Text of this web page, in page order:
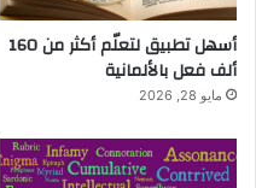
أسهل تطبيق لتعلّم أكثر من 160
ألف فعل بالألمانية
مايو 28, 2026